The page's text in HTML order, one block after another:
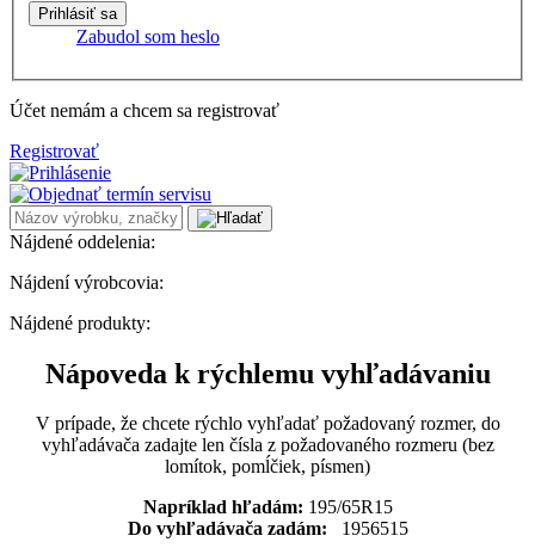
Zabudol som heslo
Účet nemám a chcem sa registrovať
Registrovať
Nájdené oddelenia:
Nájdení výrobcovia:
Nájdené produkty:
Nápoveda k rýchlemu vyhľadávaniu
V prípade, že chcete rýchlo vyhľadať požadovaný rozmer, do
vyhľadávača zadajte len čísla z požadovaného rozmeru (bez
lomítok, pomĺčiek, písmen)
Napríklad hľadám: 195/65R15
Do vyhľadávača zadám: 1956515